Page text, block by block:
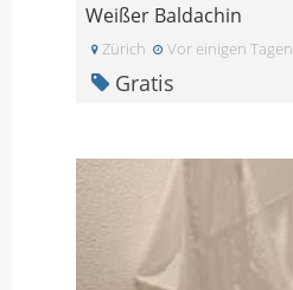
Weißer Baldachin
Zürich Vor einigen Tagen
Gratis